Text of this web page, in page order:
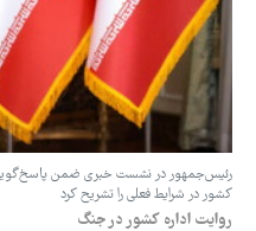
رئیس‌جمهور در نشست خبری ضمن
کشور در شرایط فعلی را تشریح کرد
روایت اداره کشور در جنگ